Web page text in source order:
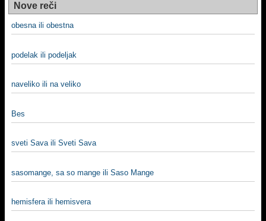
Nove reči
obesna ili obestna
podelak ili podeljak
naveliko ili na veliko
Bes
sveti Sava ili Sveti Sava
sasomange, sa so mange ili Saso Mange
hemisfera ili hemisvera